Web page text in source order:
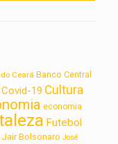
Ceará Banco Central
Covid-19 Cultura
economia
Futebol
Jair Bolsonaro José